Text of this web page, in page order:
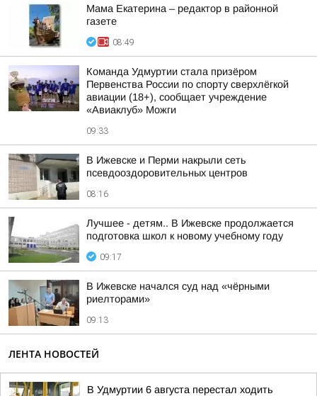
Мама Екатерина – редактор в районной
газете
08:49
Команда Удмуртии стала призёром
Первенства России по спорту сверхлёгкой
авиации (18+), сообщает учреждение
«Авиаклуб» Можги
09:33
В Ижевске и Перми накрыли сеть
псевдооздоровительных центров
08:16
Лучшее - детям.. В Ижевске продолжается
подготовка школ к новому учебному году
09:17
В Ижевске начался суд над «чёрными
риелторами»
09:13
ЛЕНТА НОВОСТЕЙ
В Удмуртии 6 августа перестал ходить